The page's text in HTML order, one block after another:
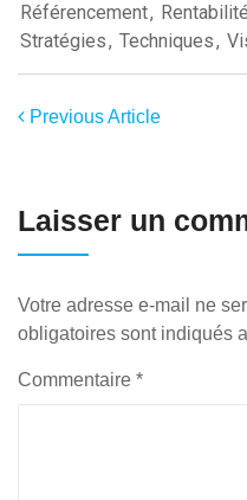
Référencement, Rentabilité
Stratégies, Techniques,
Previous Article
Laisser un
Votre adresse e-mail ne
obligatoires sont indiqués
Commentaire *